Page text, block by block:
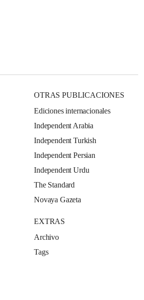
OTRAS PUBLICACIONES
Ediciones internacionales
Independent Arabia
Independent Turkish
Independent Persian
Independent Urdu
The Standard
Novaya Gazeta
EXTRAS
Archivo
Tags